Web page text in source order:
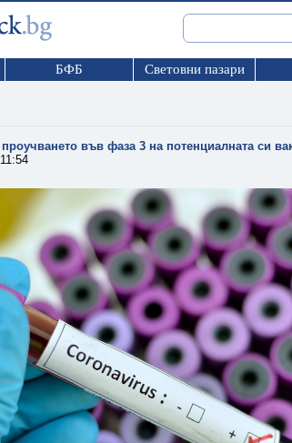
БФБ Световни пазари
във фаза 3 на потенциалната си